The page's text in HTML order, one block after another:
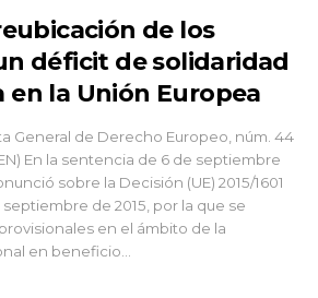
de los
déficit de solidaridad
en la Unión Europea
General de Derecho Europeo, núm. 44
En la sentencia de 6 de septiembre
sobre la Decisión (UE) 2015/1601
de 2015, por la que se
en el ámbito de la
en beneficio...